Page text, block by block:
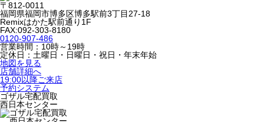
〒812-0011
福岡県福岡市博多区博多駅前3丁目27-18
Remixはかた駅前通り1F
FAX:092-303-8180
0120-907-486
営業時間：10時～19時
定休日：土曜日・日曜日・祝日・年末年始
地図を見る
店舗詳細へ
19:00以降ご来店
予約システム
ゴザル宅配買取
西日本センター